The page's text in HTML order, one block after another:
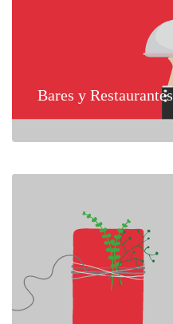
Bares y Restaurantes